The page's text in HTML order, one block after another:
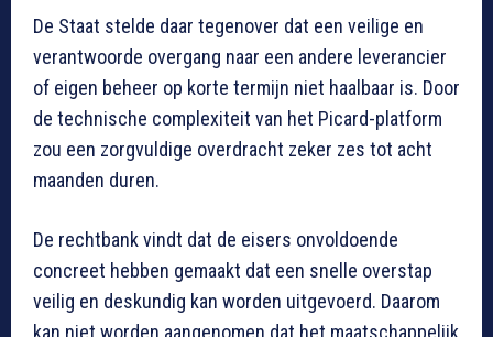
De Staat stelde daar tegenover dat een veilige en
verantwoorde overgang naar een andere leverancier
of eigen beheer op korte termijn niet haalbaar is. Door
de technische complexiteit van het Picard-platform
zou een zorgvuldige overdracht zeker zes tot acht
maanden duren.
De rechtbank vindt dat de eisers onvoldoende
concreet hebben gemaakt dat een snelle overstap
veilig en deskundig kan worden uitgevoerd. Daarom
kan niet worden aangenomen dat het maatschappelijk